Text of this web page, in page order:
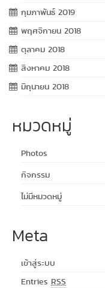
กุมภาพันธ์ 2019
พฤศจิกายน 2018
ตุลาคม 2018
สิงหาคม 2018
มิถุนายน 2018
หมวดหมู่
Photos
กิจกรรม
ไม่มีหมวดหมู่
Meta
เข้าสู่ระบบ
Entries RSS